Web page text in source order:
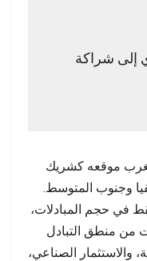
إلى شراكة
موقعه كشريك
وجنوب المتوسط.
في حجم المبادلات،
من منطق التبادل
والاستثمار الصناعي،